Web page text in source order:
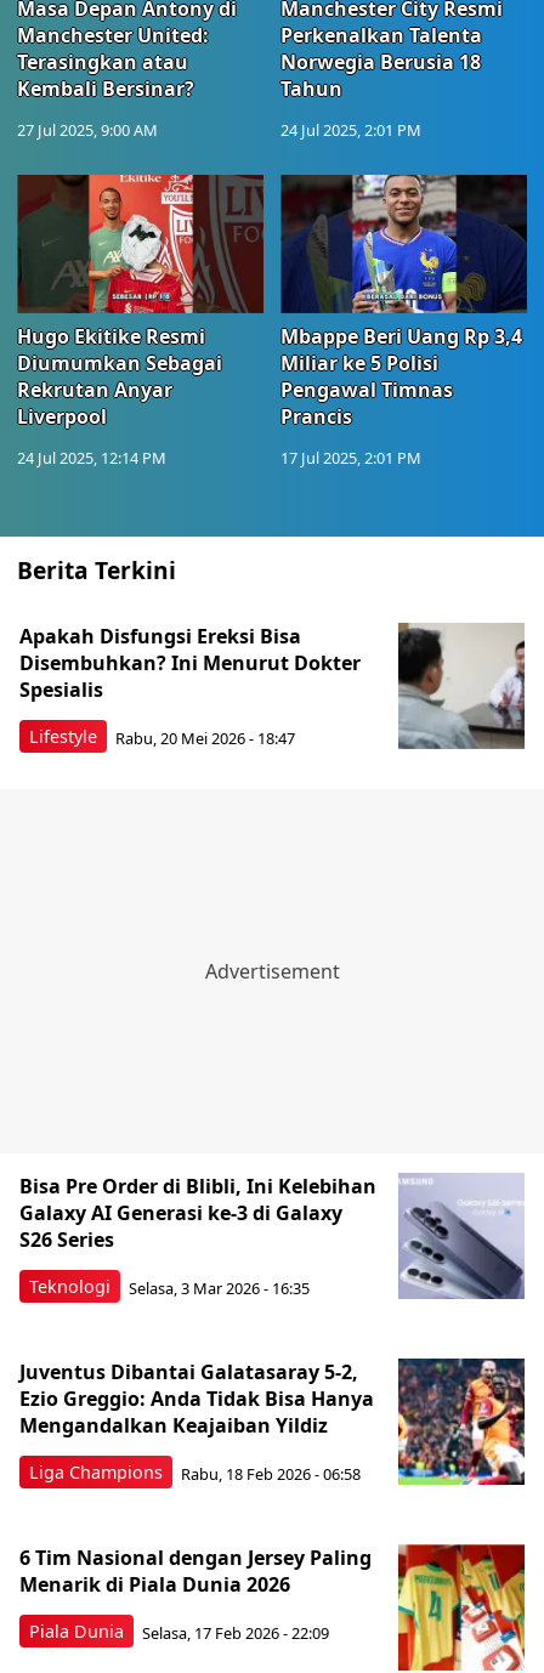
Masa Depan Antony di
Manchester United:
Terasingkan atau
Kembali Bersinar?
27 Jul 2025, 9:00 AM
Manchester City Resmi
Perkenalkan Talenta
Norwegia Berusia 18
Tahun
24 Jul 2025, 2:01 PM
Hugo Ekitike Resmi
Diumumkan Sebagai
Rekrutan Anyar
Liverpool
24 Jul 2025, 12:14 PM
Mbappe Beri Uang Rp 3,4
Miliar ke 5 Polisi
Pengawal Timnas
Prancis
17 Jul 2025, 2:01 PM
Berita Terkini
Lifestyle
Apakah Disfungsi Ereksi Bisa
Disembuhkan? Ini Menurut Dokter
Spesialis
Rabu, 20 Mei 2026 - 18:47
Teknologi
Bisa Pre Order di Blibli, Ini Kelebihan
Galaxy AI Generasi ke-3 di Galaxy
S26 Series
Selasa, 3 Mar 2026 - 16:35
Liga Champions
Juventus Dibantai Galatasaray 5-2,
Ezio Greggio: Anda Tidak Bisa Hanya
Mengandalkan Keajaiban Yildiz
Rabu, 18 Feb 2026 - 06:58
Piala Dunia
6 Tim Nasional dengan Jersey Paling
Menarik di Piala Dunia 2026
Selasa, 17 Feb 2026 - 22:09